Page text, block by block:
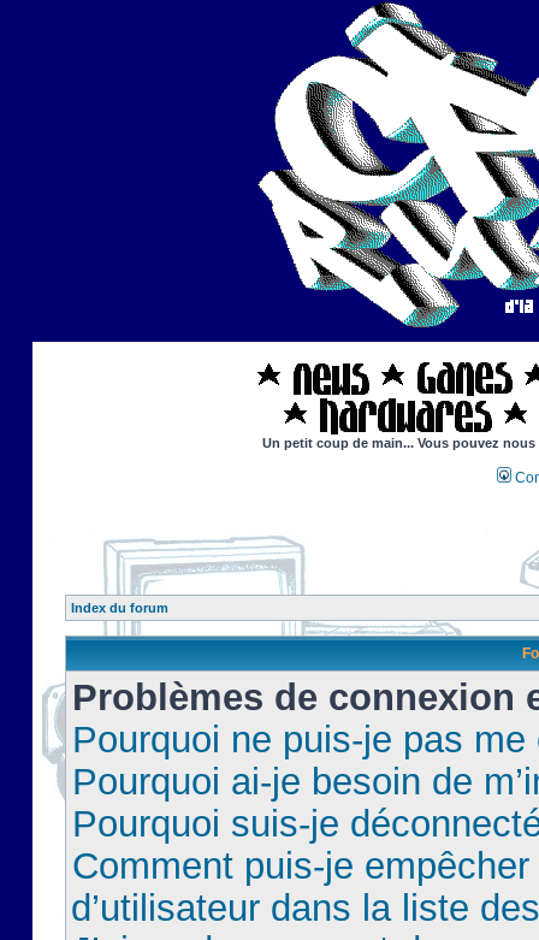
Un petit coup de main... Vous pouvez
Index du forum
Problèmes de connexion
Pourquoi ne puis-je pas
Pourquoi ai-je besoin de
Pourquoi suis-je
Comment puis-je
d’utilisateur dans la liste